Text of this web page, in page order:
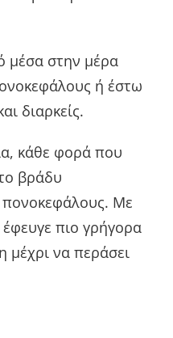
μέσα στην μέρα
ή έστω
διαρκείς.
κάθε φορά που
βράδυ
πονοκεφάλους. Με
πιο γρήγορα
μέχρι να περάσει